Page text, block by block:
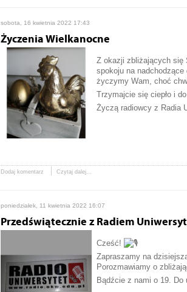
sobota, 16 kwietnia 2022 17:43
Życzenia Wielkanocne
Z okazji zbliżających się
spokoju na
życzymy Wam, choć
Trzymajcie się ciepło i
Życzą radiowcy z Radia
Dodaj komentarz Czytaj dalej...
poniedziałek, 11 kwietnia 2022 16:07
Przedświątecznie z Radiem
Cześć!
Zapraszamy na
Porozmawiamy o
Bądźcie z nami o 19. Do